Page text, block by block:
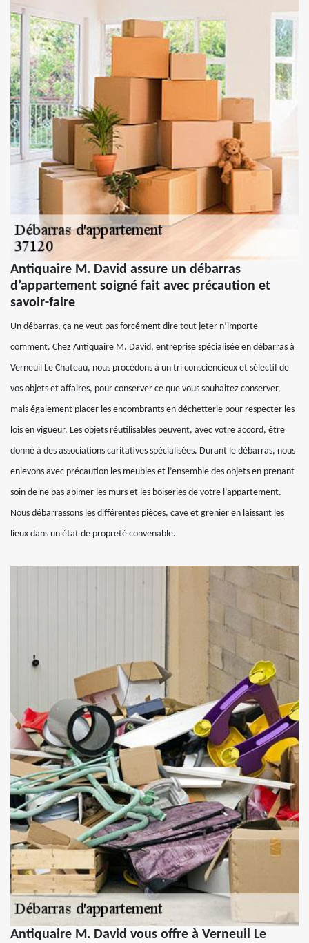
Antiquaire M. David assure un débarras
d’appartement soigné fait avec précaution et
savoir-faire
Un débarras, ça ne veut pas forcément dire tout jeter n’importe
comment. Chez Antiquaire M. David, entreprise spécialisée en débarras à
Verneuil Le Chateau, nous procédons à un tri consciencieux et sélectif de
vos objets et affaires, pour conserver ce que vous souhaitez conserver,
mais également placer les encombrants en déchetterie pour respecter les
lois en vigueur. Les objets réutilisables peuvent, avec votre accord, être
donné à des associations caritatives spécialisées. Durant le débarras, nous
enlevons avec précaution les meubles et l’ensemble des objets en prenant
soin de ne pas abimer les murs et les boiseries de votre l’appartement.
Nous débarrassons les différentes pièces, cave et grenier en laissant les
lieux dans un état de propreté convenable.
Antiquaire M. David vous offre à Verneuil Le